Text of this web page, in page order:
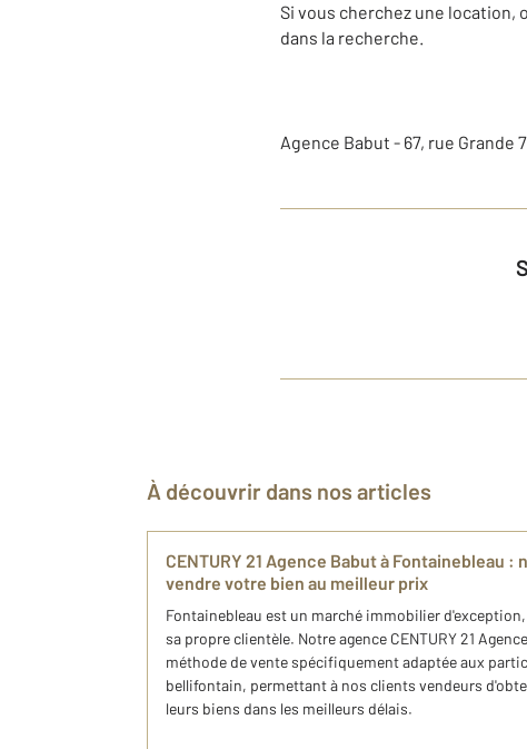
Si vous cherchez une location,
dans la recherche.
Agence Babut - 67, rue Grande
À découvrir dans nos articles
CENTURY 21 Agence Babut à Fontainebleau
vendre votre bien au meilleur prix
Fontainebleau est un marché immobilier
sa propre clientèle. Notre agence CENTURY 21
méthode de vente spécifiquement adaptée aux
bellifontain, permettant à nos clients vendeurs
leurs biens dans les meilleurs délais.